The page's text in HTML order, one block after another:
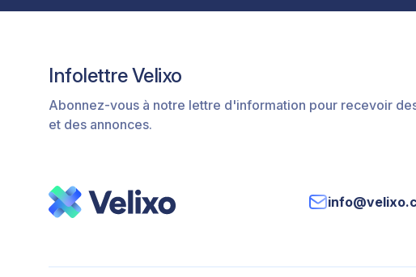
Infolettre Velixo
Abonnez-vous à notre lettre d'information pour recevoir
et des annonces.